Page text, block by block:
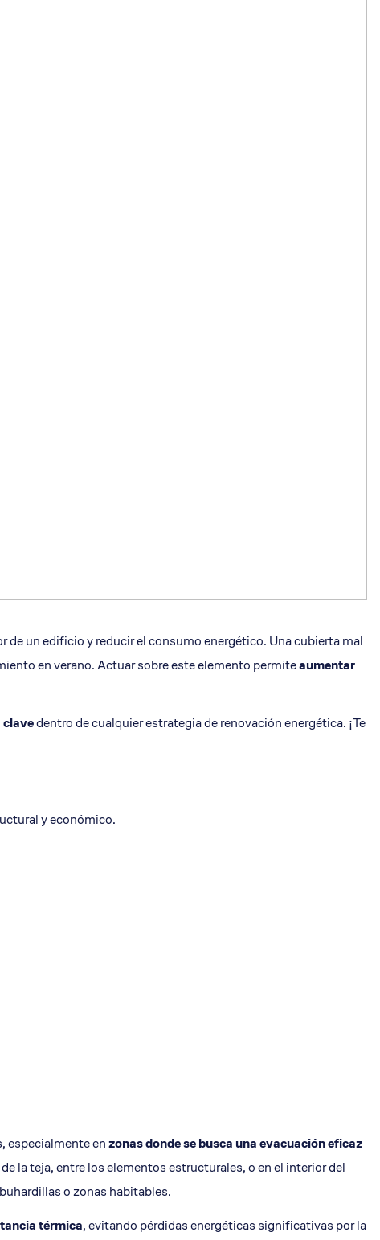
un edificio y reducir el consumo energético. Una cubierta mal
en verano. Actuar sobre este elemento permiteaumentar
clavedentro de cualquier estrategia de renovación energética. ¡Te
y económico.
especialmente enzonas donde se busca una evacuación eficaz
la teja, entre los elementos estructurales, o en el interior del
o zonas habitables.
térmica, evitando pérdidas energéticas significativas por la